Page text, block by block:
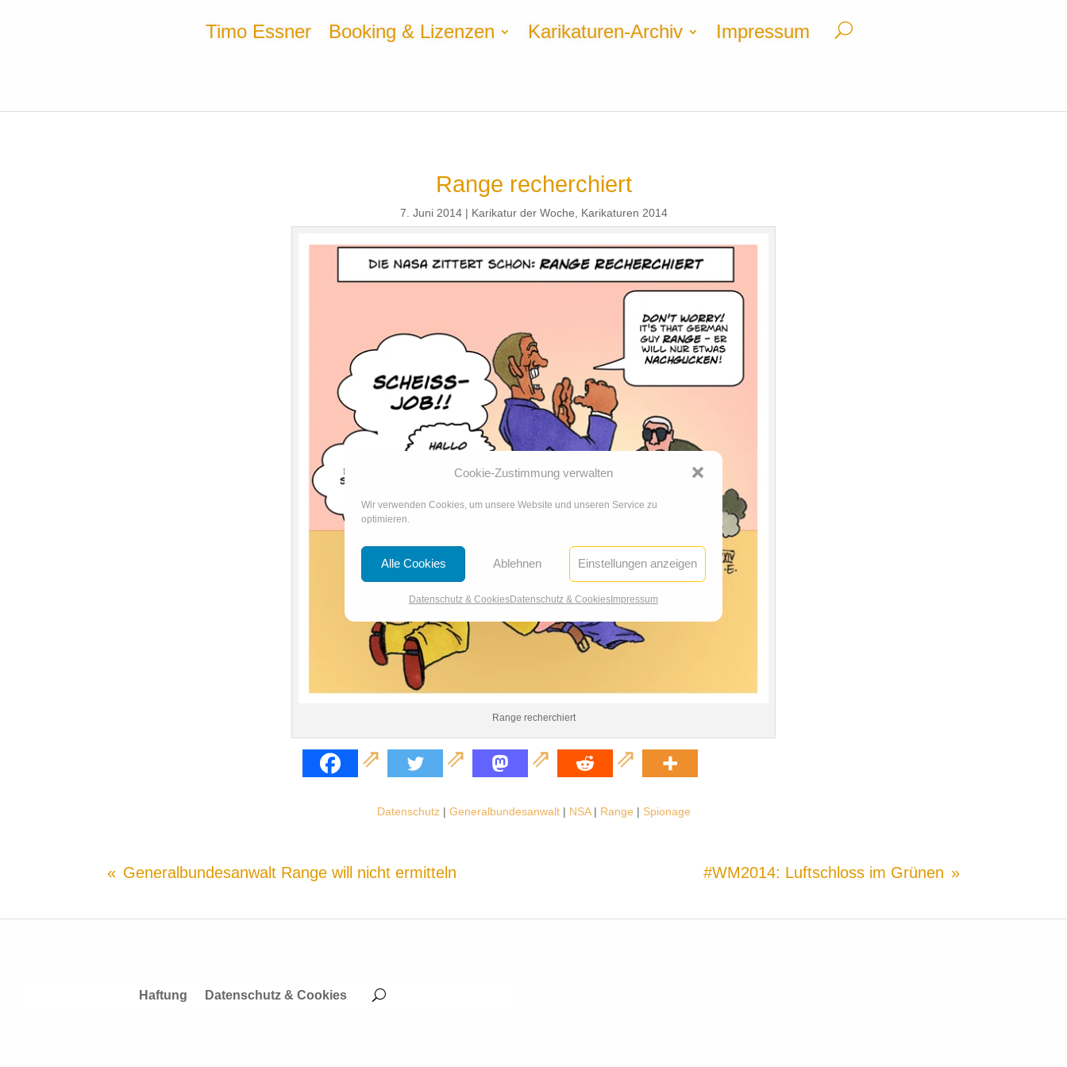
Cookie-Zustimmung verwalten
Wir verwenden Cookies, um unsere Website und unseren Service zu
optimieren.
Alle Cookies Ablehnen Einstellungen anzeigen
Datenschutz & CookiesDatenschutz & CookiesImpressum
Timo Essner Booking & Lizenzen Karikaturen-Archiv Impressum
Range recherchiert
7. Juni 2014 Karikatur der Woche, Karikaturen 2014
Range recherchiert
Datenschutz| Generalbundesanwalt| NSA| Range | Spionage
Generalbundesanwalt Range will nicht ermitteln #WM2014: Luftschloss im Grünen
Haftung Datenschutz & Cookies